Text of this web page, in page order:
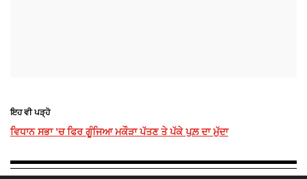
ਇਹ ਵੀ ਪੜ੍ਹੋ
ਵਿਧਾਨ ਸਭਾ ’ਚ ਫਿਰ ਗੂੰਜਿਆ ਮਕੌੜਾ ਪੱਤਣ ਤੇ ਪੱਕੇ ਪੁਲ਼ ਦਾ ਮੁੱਦਾ